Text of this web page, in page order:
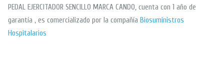
PEDAL EJERCITADOR SENCILLO MARCA CANDO, cuenta con 1 año de
garantía , es comercializado por la compañía Biosuministros
Hospitalarios